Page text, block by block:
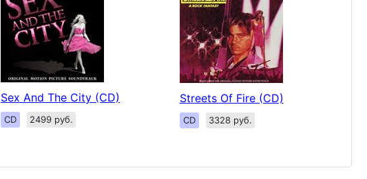
Sex And The City (CD)
CD 2499 руб.
Streets Of Fire (CD)
CD 3328 руб.